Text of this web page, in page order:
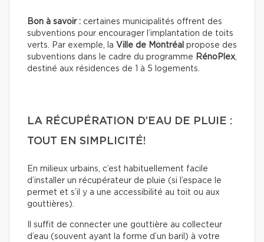
Bon à savoir : certaines municipalités offrent des
subventions pour encourager l’implantation de toits
verts. Par exemple, la Ville de Montréal propose des
subventions dans le cadre du programme RénoPlex,
destiné aux résidences de 1 à 5 logements.
LA RÉCUPÉRATION D’EAU DE PLUIE :
TOUT EN SIMPLICITÉ!
En milieux urbains, c’est habituellement facile
d’installer un récupérateur de pluie (si l’espace le
permet et s’il y a une accessibilité au toit ou aux
gouttières).
Il suffit de connecter une gouttière au collecteur
d’eau (souvent ayant la forme d’un baril) à votre